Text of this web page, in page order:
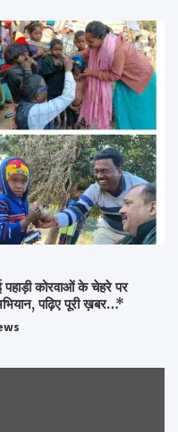
कोरवाओं के चेहरे पर
पढ़िए पूरी ख़बर…*